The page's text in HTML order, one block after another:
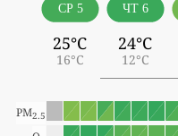
СР 5
25°C
16°C
ЧТ 6
24°C
12°C
PM2.5